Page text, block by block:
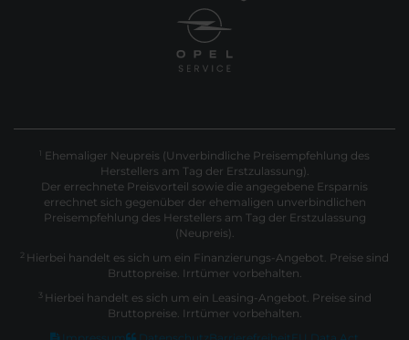
1 Ehemaliger Neupreis (Unverbindliche Preisempfehlung des
Herstellers am Tag der Erstzulassung).
Der errechnete Preisvorteil sowie die angegebene Ersparnis
errechnet sich gegenüber der ehemaligen unverbindlichen
Preisempfehlung des Herstellers am Tag der Erstzulassung
(Neupreis).
2 Hierbei handelt es sich um ein Finanzierungs-Angebot. Preise sind
Bruttopreise. Irrtümer vorbehalten.
3 Hierbei handelt es sich um ein Leasing-Angebot. Preise sind
Bruttopreise. Irrtümer vorbehalten.